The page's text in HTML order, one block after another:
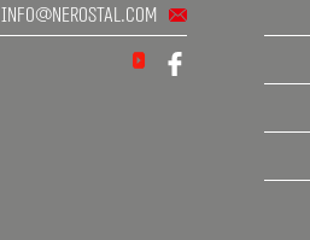
info@nerostal.com